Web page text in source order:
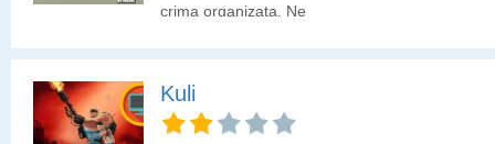
crima organizata. Ne
Indeplineste misiunile
jocului!
Kuli